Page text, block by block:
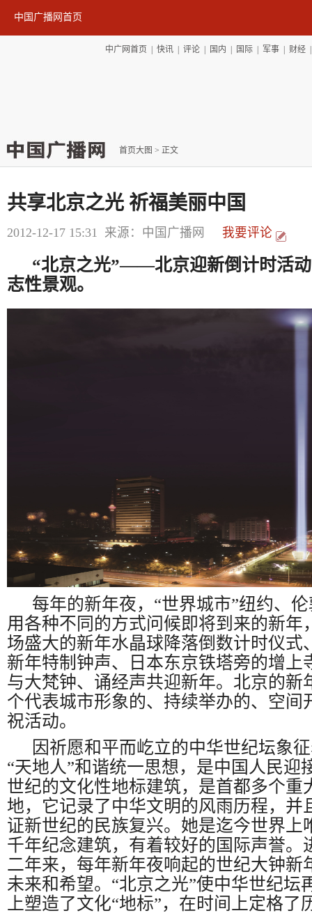
中国广播网首页
中广网首页 |快讯 |评论 国内 国际 军事 财经
首页大图 > 正文
共享北京之光 祈福美丽中国
2012-12-17 15:31 来源：中国广播网 我要评论
“北京之光”――北京迎新倒计时活
志性景观。
每年的新年夜，“世界城市”纽约、
用各种不同的方式问候即将到来的新年
场盛大的新年水晶球降落倒数计时仪式
新年特制钟声、日本东京铁塔旁的增上
与大梵钟、诵经声共迎新年。北京的新
个代表城市形象的、持续举办的、空间
祝活动。
因祈愿和平而屹立的中华世纪坛象
“天地人”和谐统一思想， 是中国人民迎
世纪的文化性地标建筑，是首都多个重
地，它记录了中华文明的风雨历程，并
证新世纪的民族复兴。她是迄今世界上
千年纪念建筑，有着较好的国际声誉。
二年来，每年新年夜响起的世纪大钟新
未来和希望。“北京之光”使中华世纪坛
上塑造了文化“地标”，在时间上定格了